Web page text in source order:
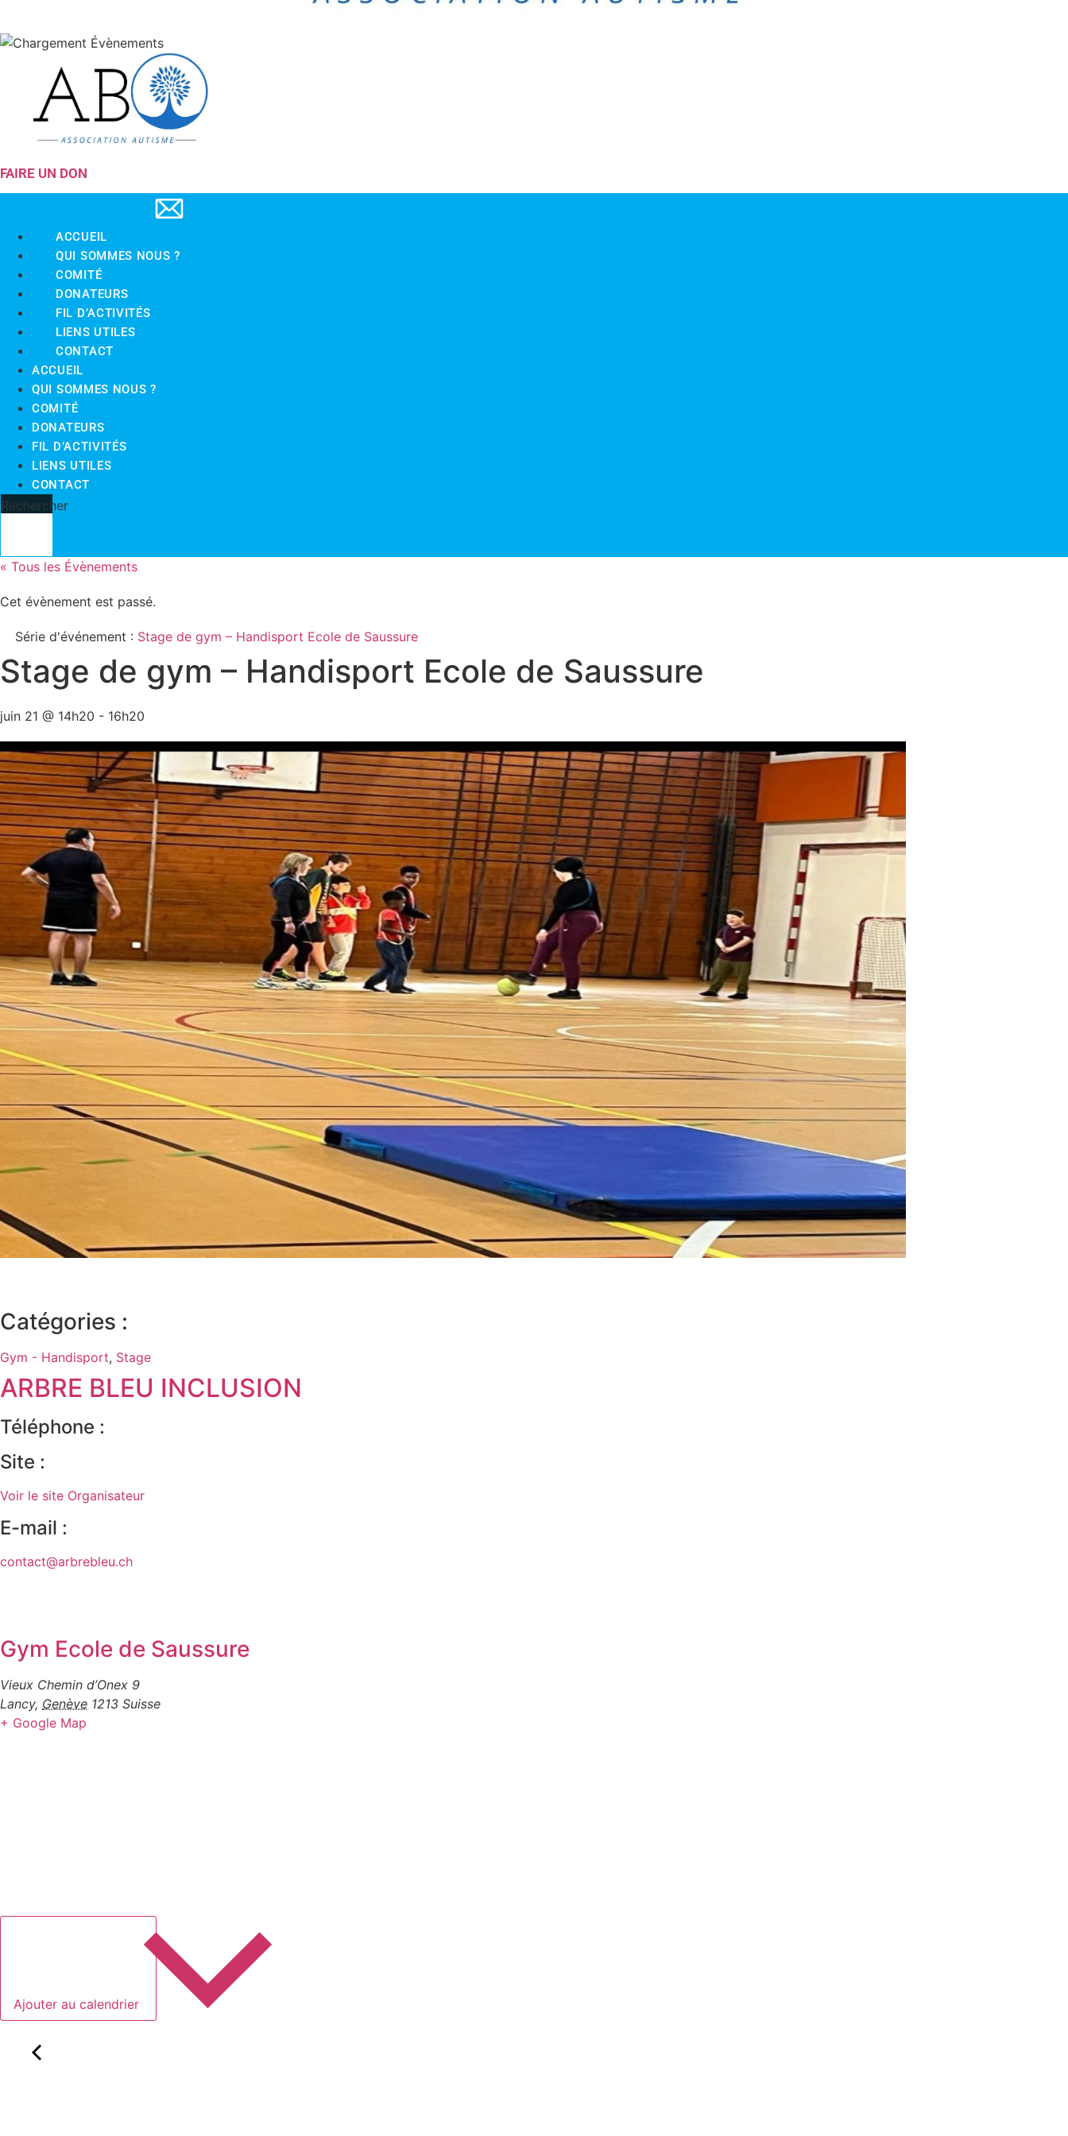
FAIRE UN DON
ACCUEIL
QUI SOMMES NOUS ?
COMITÉ
DONATEURS
FIL D’ACTIVITÉS
LIENS UTILES
CONTACT
ACCUEIL
QUI SOMMES NOUS ?
COMITÉ
DONATEURS
FIL D’ACTIVITÉS
LIENS UTILES
CONTACT
Rechercher
« Tous les Évènements
Cet évènement est passé.
Série d'événement : Stage de gym – Handisport Ecole de Saussure
Stage de gym – Handisport Ecole de Saussure
juin 21 @ 14h20 - 16h20
Catégories :
Gym - Handisport, Stage
ARBRE BLEU INCLUSION
Téléphone :
Site :
Voir le site Organisateur
E-mail :
contact@arbrebleu.ch
Gym Ecole de Saussure
Vieux Chemin d’Onex 9
Lancy, Genève 1213 Suisse
+ Google Map
Ajouter au calendrier